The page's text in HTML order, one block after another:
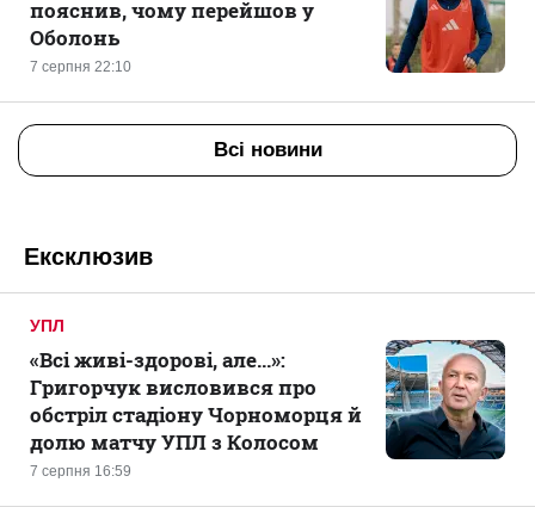
7 серпня 22:10
пояснив, чому перейшов у
Оболонь
Всі новини
Ексклюзив
УПЛ
7 серпня 16:59
«Всі живі-здорові, але...»:
Григорчук висловився про
обстріл стадіону Чорноморця й
долю матчу УПЛ з Колосом